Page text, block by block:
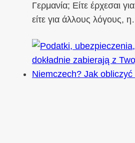
Γερμανία; Είτε έρχεσαι
είτε για άλλους λόγους,